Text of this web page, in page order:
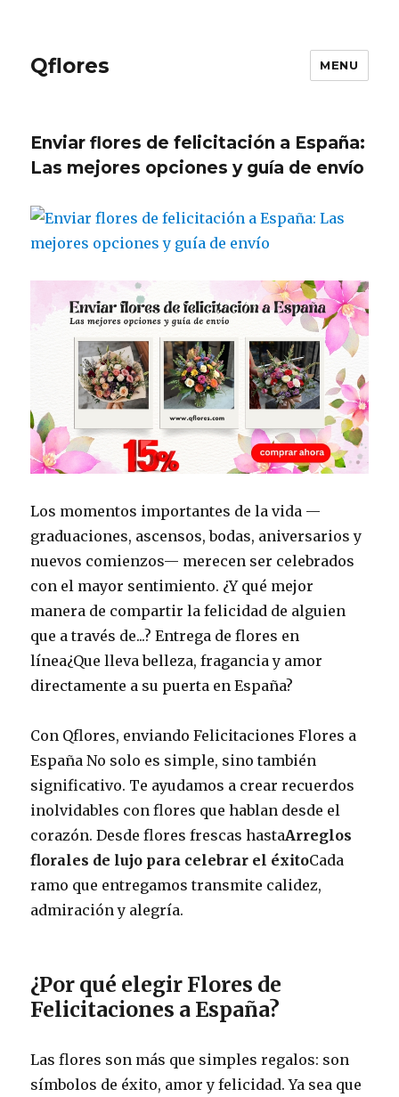
Qflores MENU
Enviar flores de felicitación a España:
Las mejores opciones y guía de envío
Los momentos importantes de la vida —
graduaciones, ascensos, bodas, aniversarios y
nuevos comienzos— merecen ser celebrados
con el mayor sentimiento. ¿Y qué mejor
manera de compartir la felicidad de alguien
que a través de...? Entrega de flores en
línea¿Que lleva belleza, fragancia y amor
directamente a su puerta en España?
Con Qflores, enviando Felicitaciones Flores a
España No solo es simple, sino también
significativo. Te ayudamos a crear recuerdos
inolvidables con flores que hablan desde el
corazón. Desde flores frescas hastaArreglos
florales de lujo para celebrar el éxitoCada
ramo que entregamos transmite calidez,
admiración y alegría.
¿Por qué elegir Flores de
Felicitaciones a España?
Las flores son más que simples regalos: son
símbolos de éxito, amor y felicidad. Ya sea que